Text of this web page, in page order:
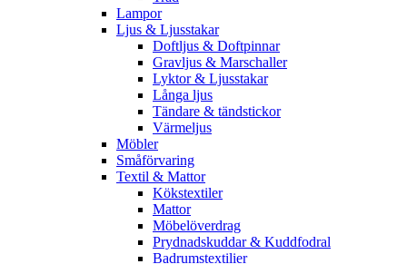
Lampor
Ljus & Ljusstakar
Doftljus & Doftpinnar
Gravljus & Marschaller
Lyktor & Ljusstakar
Långa ljus
Tändare & tändstickor
Värmeljus
Möbler
Småförvaring
Textil & Mattor
Kökstextiler
Mattor
Möbelöverdrag
Prydnadskuddar & Kuddfodral
Badrumstextilier